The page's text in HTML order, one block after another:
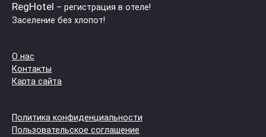
RegHotel – регистрация в отеле!
Заселение без хлопот!
О нас
Контакты
Карта сайта
Политика конфиденциальности
Пользовательское соглашение